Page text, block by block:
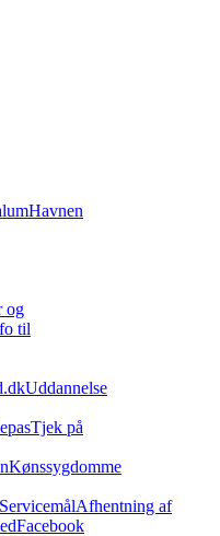
Havnen
og
til
Uddannelse
Tjek på
Kønssygdomme
ServicemålAfhentning af
Facebook